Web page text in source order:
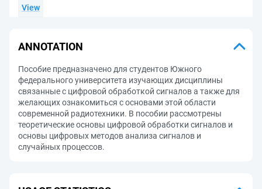
View
ANNOTATION
Пособие предназначено для студентов Южного
федерального университета изучающих дисциплины
связанные с цифровой обработкой сигналов а также для
желающих ознакомиться с основами этой области
современной радиотехники. В пособии рассмотрены
теоретические основы цифровой обработки сигналов и
основы цифровых методов анализа сигналов и
случайных процессов.